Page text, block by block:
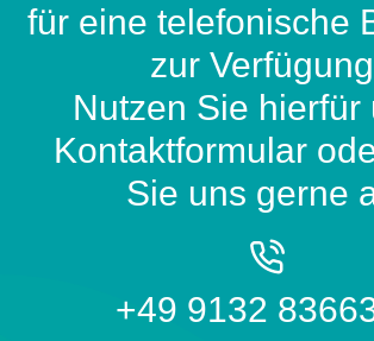
für eine telefonische
zur
Nutzen Sie hierfür
Kontaktformular
Sie uns gerne
+49 9132